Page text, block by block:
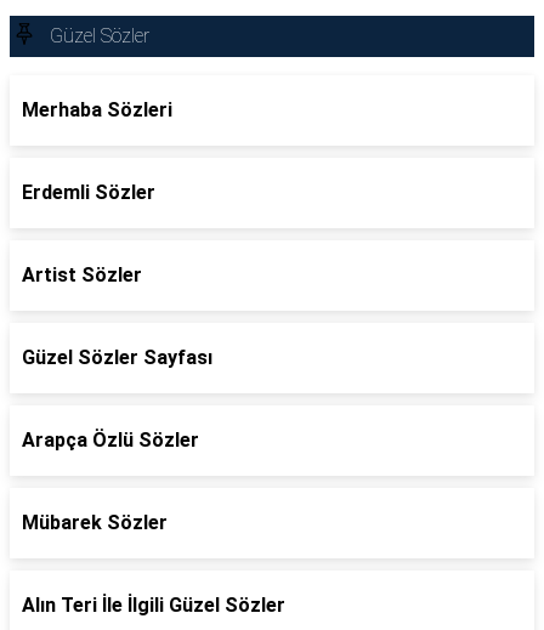
Güzel Sözler
Merhaba Sözleri
Erdemli Sözler
Artist Sözler
Güzel Sözler Sayfası
Arapça Özlü Sözler
Mübarek Sözler
Alın Teri İle İlgili Güzel Sözler